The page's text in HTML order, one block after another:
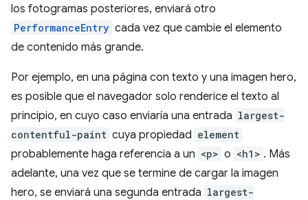
los fotogramas posteriores, enviará otro
PerformanceEntry cada vez que cambie el elemento
de contenido más grande.
Por ejemplo, en una página con texto y una imagen hero,
es posible que el navegador solo renderice el texto al
principio, en cuyo caso enviaría una entrada largest-
contentful-paint cuya propiedad element
probablemente haga referencia a un <p> o <h1> . Más
adelante, una vez que se termine de cargar la imagen
hero, se enviará una segunda entrada largest-